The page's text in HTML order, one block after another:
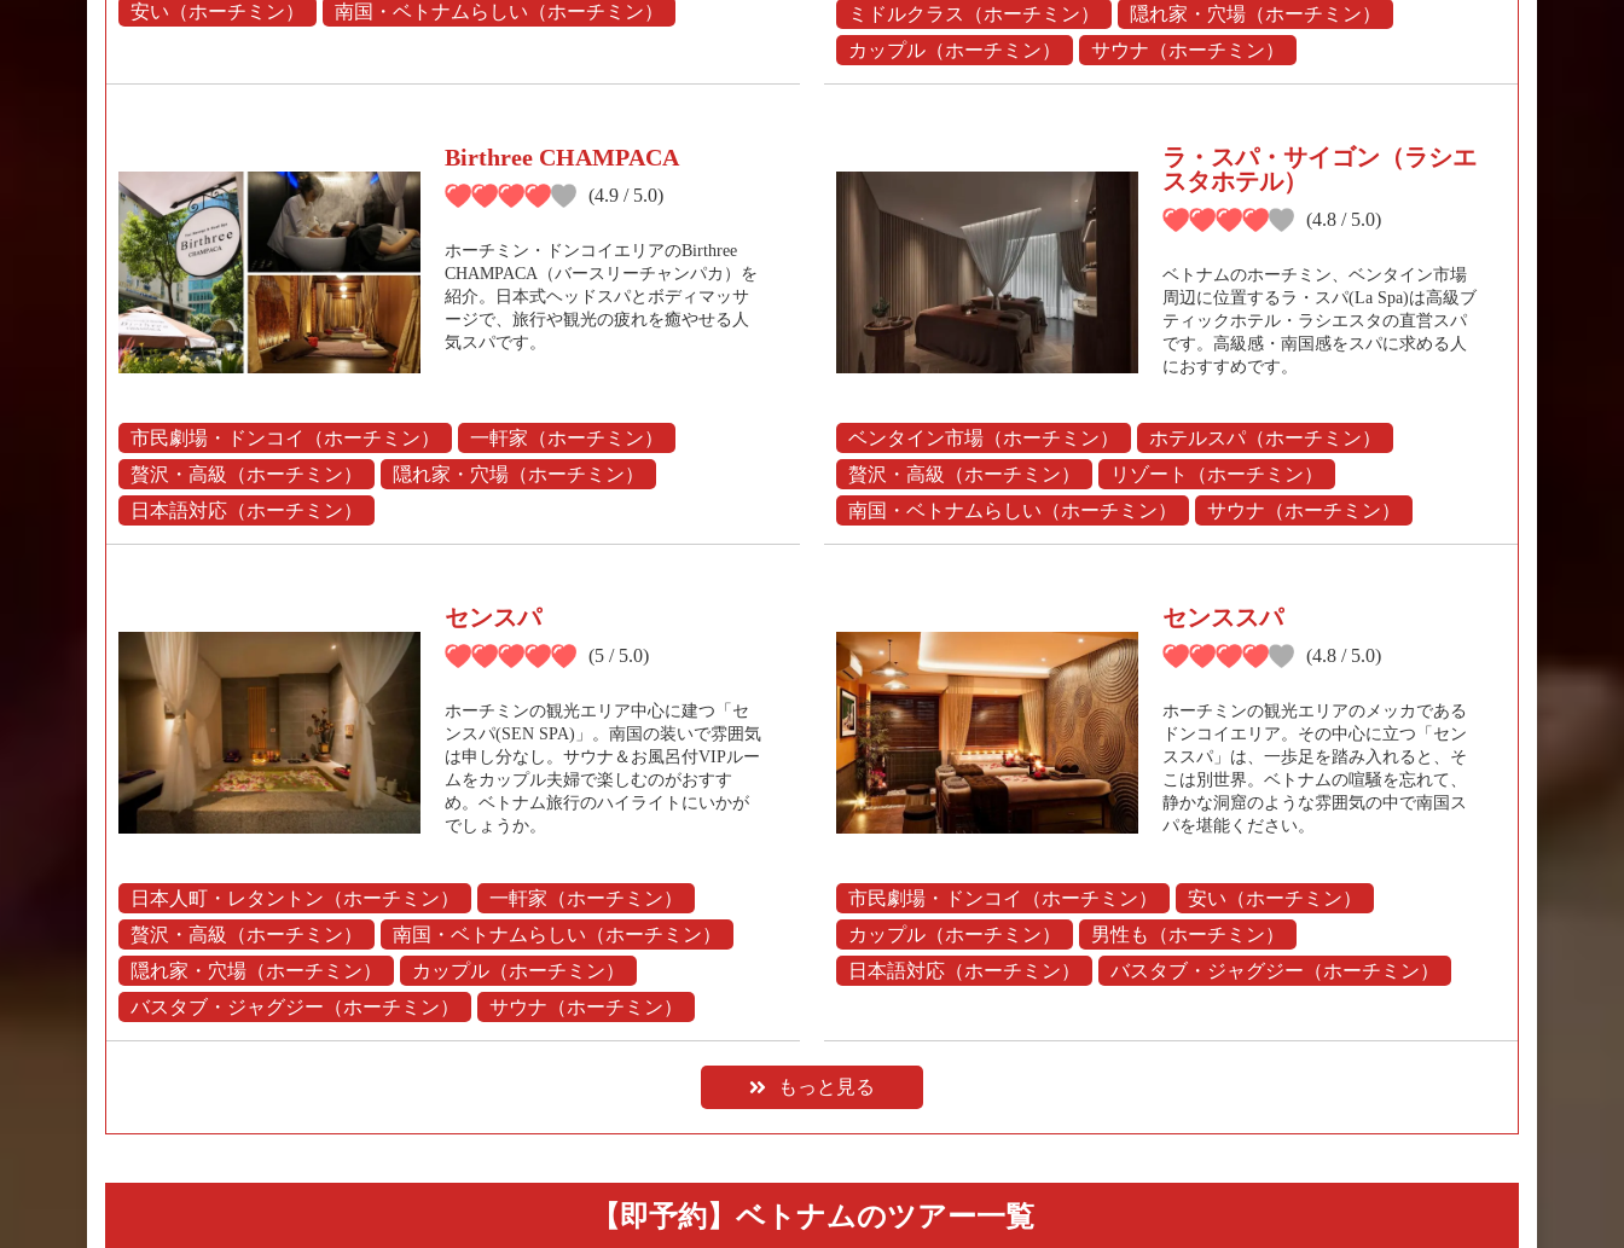
安い（ホーチミン）
南国・ベトナムらしい（ホーチミン）
ミドルクラス（ホーチミン）
隠れ家・穴場（ホーチミン）
カップル（ホーチミン）
サウナ（ホーチミン）
Birthree CHAMPACA
(4.9 / 5.0)
ホーチミン・ドンコイエリアのBirthree
CHAMPACA（バースリーチャンパカ）を
紹介。日本式ヘッドスパとボディマッサ
ージで、旅行や観光の疲れを癒やせる人
気スパです。
市民劇場・ドンコイ（ホーチミン）
一軒家（ホーチミン）
贅沢・高級（ホーチミン）
隠れ家・穴場（ホーチミン）
日本語対応（ホーチミン）
ラ・スパ・サイゴン（ラシエ
スタホテル）
(4.8 / 5.0)
ベトナムのホーチミン、ベンタイン市場
周辺に位置するラ・スパ(La Spa)は高級ブ
ティックホテル・ラシエスタの直営スパ
です。高級感・南国感をスパに求める人
におすすめです。
ベンタイン市場（ホーチミン）
ホテルスパ（ホーチミン）
贅沢・高級（ホーチミン）
リゾート（ホーチミン）
南国・ベトナムらしい（ホーチミン）
サウナ（ホーチミン）
センスパ
(5 / 5.0)
ホーチミンの観光エリア中心に建つ「セ
ンスパ(SEN SPA)」。南国の装いで雰囲気
は申し分なし。サウナ＆お風呂付VIPルー
ムをカップル夫婦で楽しむのがおすす
め。ベトナム旅行のハイライトにいかが
でしょうか。
日本人町・レタントン（ホーチミン）
一軒家（ホーチミン）
贅沢・高級（ホーチミン）
南国・ベトナムらしい（ホーチミン）
隠れ家・穴場（ホーチミン）
カップル（ホーチミン）
バスタブ・ジャグジー（ホーチミン）
サウナ（ホーチミン）
センススパ
(4.8 / 5.0)
ホーチミンの観光エリアのメッカである
ドンコイエリア。その中心に立つ「セン
ススパ」は、一歩足を踏み入れると、そ
こは別世界。ベトナムの喧騒を忘れて、
静かな洞窟のような雰囲気の中で南国ス
パを堪能ください。
市民劇場・ドンコイ（ホーチミン）
安い（ホーチミン）
カップル（ホーチミン）
男性も（ホーチミン）
日本語対応（ホーチミン）
バスタブ・ジャグジー（ホーチミン）
もっと見る
【即予約】ベトナムのツアー一覧